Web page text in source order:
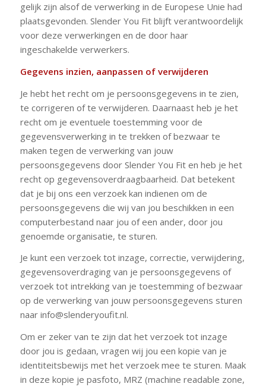
gelijk zijn alsof de verwerking in de Europese Unie had
plaatsgevonden. Slender You Fit blijft verantwoordelijk
voor deze verwerkingen en de door haar
ingeschakelde verwerkers.
Gegevens inzien, aanpassen of verwijderen
Je hebt het recht om je persoonsgegevens in te zien,
te corrigeren of te verwijderen. Daarnaast heb je het
recht om je eventuele toestemming voor de
gegevensverwerking in te trekken of bezwaar te
maken tegen de verwerking van jouw
persoonsgegevens door Slender You Fit en heb je het
recht op gegevensoverdraagbaarheid. Dat betekent
dat je bij ons een verzoek kan indienen om de
persoonsgegevens die wij van jou beschikken in een
computerbestand naar jou of een ander, door jou
genoemde organisatie, te sturen.
Je kunt een verzoek tot inzage, correctie, verwijdering,
gegevensoverdraging van je persoonsgegevens of
verzoek tot intrekking van je toestemming of bezwaar
op de verwerking van jouw persoonsgegevens sturen
naar info@slenderyoufit.nl.
Om er zeker van te zijn dat het verzoek tot inzage
door jou is gedaan, vragen wij jou een kopie van je
identiteitsbewijs met het verzoek mee te sturen. Maak
in deze kopie je pasfoto, MRZ (machine readable zone,